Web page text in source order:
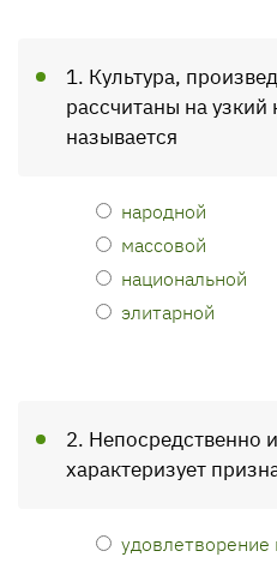
1. Культура,
рассчитаны на узкий
называется
народной
массовой
национальной
элитарной
2. Непосредственно
характеризует
удовлетворение